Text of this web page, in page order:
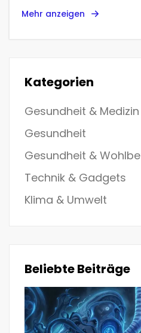
Mehr anzeigen
Kategorien
Gesundheit & Medizin
Gesundheit
Gesundheit &
Technik & Gadgets
Klima & Umwelt
Beliebte Beiträge